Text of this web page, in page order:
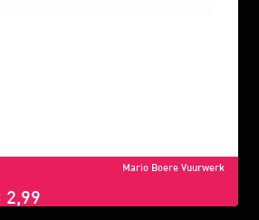
Mario Boere Vuurwerk
2,99